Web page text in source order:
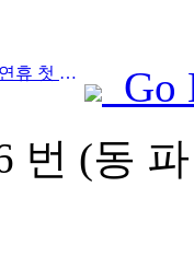
Prev:상하이는 중추절과 국경일 연휴 첫 4일간 1,511만 명이 넘는 방문객을 맞이했는데, 이는 전년 대비 20% 이상 증가한 수치입니다.
Go
번 (동